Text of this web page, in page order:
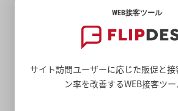
WEB接客ツール
サイト訪問ユーザーに応じた販促と
ン率を改善するWEB接客ツー